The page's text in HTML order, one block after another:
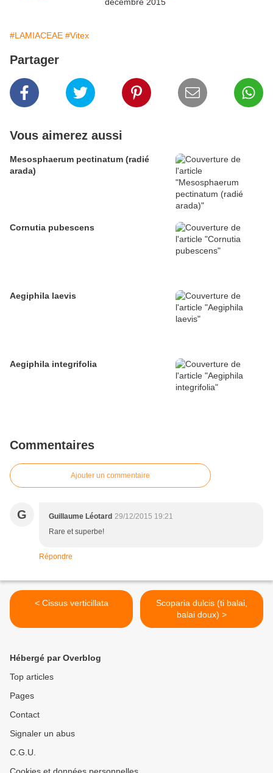
#LAMIACEAE #Vitex
Partager
Vous aimerez aussi
Mesosphaerum pectinatum (radié
arada)
Cornutia pubescens
Aegiphila laevis
Aegiphila integrifolia
Commentaires
Ajouter un commentaire
G Guillaume Léotard 29/12/2015 19:21
Rare et superbe!
Répondre
< Cissus verticillata
Scoparia dulcis (ti balai,
balai doux) >
Hébergé par Overblog
Top articles
Pages
Contact
Signaler un abus
C.G.U.